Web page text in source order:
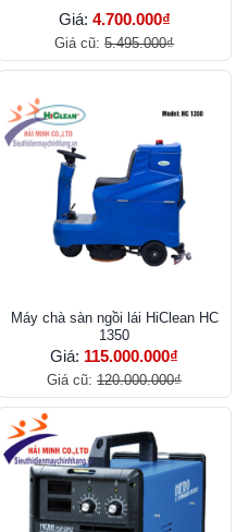
Giá: 4.700.000₫
Giá cũ: 5.495.000₫
Máy chà sàn ngồi lái HiClean HC
1350
Giá: 115.000.000₫
Giá cũ: 120.000.000₫